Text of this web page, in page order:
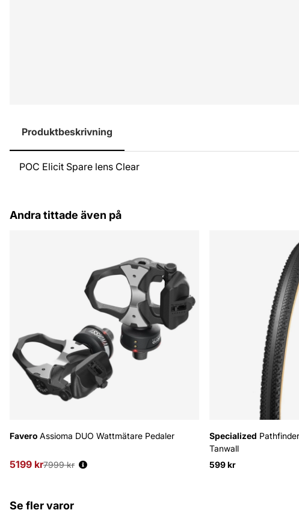
Produktbeskrivning
POC Elicit Spare lens Clear
Andra tittade även på
Favero Assioma DUO Wattmätare Pedaler
5199 kr
Ordinarie pris:
7999 kr
Specialized
Tanwall
599 kr
Se fler varor